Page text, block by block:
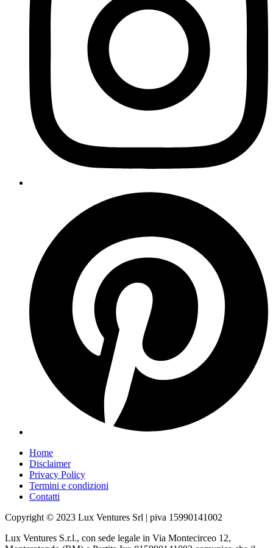
Home
Disclaimer
Privacy Policy
Termini e condizioni
Contatti
Copyright © 2023 Lux Ventures Srl | piva 15990141002
Lux Ventures S.r.l., con sede legale in Via Montecirceo 12,